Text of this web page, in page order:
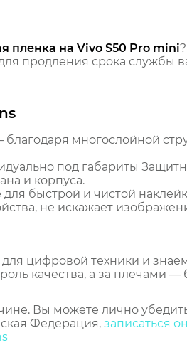
пленка на Vivo S50 Pro mini
продления срока службы
благодаря многослойной
под габариты
и корпуса.
быстрой и чистой
не искажает
для цифровой техники и
качества, а за плечами
Вы можете лично
Федерация, записаться